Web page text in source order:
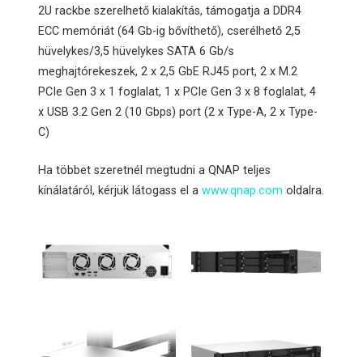
2U rackbe szerelhető kialakítás, támogatja a DDR4
ECC memóriát (64 Gb-ig bővíthető), cserélhető 2,5
hüvelykes/3,5 hüvelykes SATA 6 Gb/s
meghajtórekeszek, 2 x 2,5 GbE RJ45 port, 2 x M.2
PCIe Gen 3 x 1 foglalat, 1 x PCIe Gen 3 x 8 foglalat, 4
x USB 3.2 Gen 2 (10 Gbps) port (2 x Type-A, 2 x Type-
C)
Ha többet szeretnél megtudni a QNAP teljes
kínálatáról, kérjük látogass el awww.qnap.com oldalra.